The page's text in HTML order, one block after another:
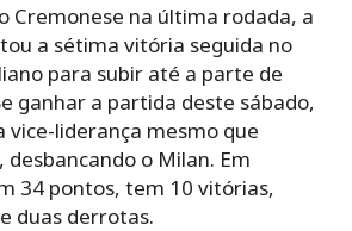
Cremonese na última rodada, a
a sétima vitória seguida no
para subir até a parte de
ganhar a partida deste sábado,
vice-liderança mesmo que
o Milan. Em
34 pontos, tem 10 vitórias,
duas derrotas.